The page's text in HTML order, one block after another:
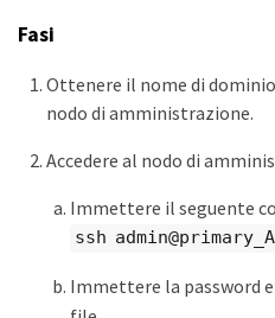
Fasi
Ottenere il nome di
nodo di amministrazione.
Accedere al nodo di
Immettere il seguente
ssh
Immettere la password